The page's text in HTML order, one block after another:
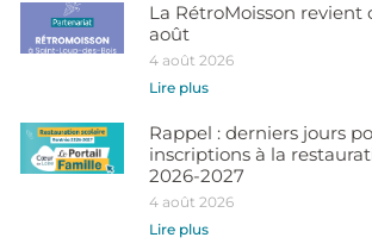
La RétroMoisson revient
août
4 août 2026
Lire plus
Rappel : derniers jours
inscriptions à la
2026-2027
4 août 2026
Lire plus